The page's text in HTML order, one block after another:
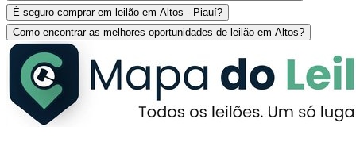
É seguro comprar em leilão em Altos - Piauí?
Como encontrar as melhores oportunidades de leilão em Altos?